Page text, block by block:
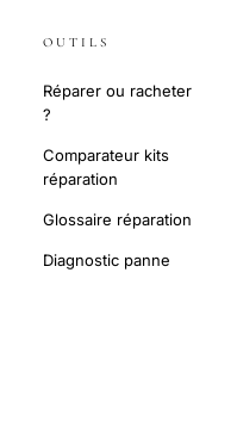
OUTILS
Réparer ou racheter
?
Comparateur kits
réparation
Glossaire réparation
Diagnostic panne